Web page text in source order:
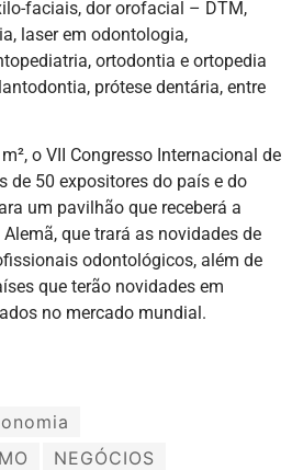
faciais, dor orofacial – DTM,
laser em odontologia,
ortodontia e ortopedia
prótese dentária, entre
o VII Congresso Internacional de
de 50 expositores do país e do
um pavilhão que receberá a
que trará as novidades de
odontológicos, além de
que terão novidades em
no mercado mundial.
NEGÓCIOS